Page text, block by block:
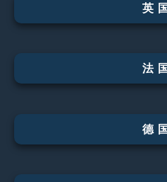
英国
法国
德国